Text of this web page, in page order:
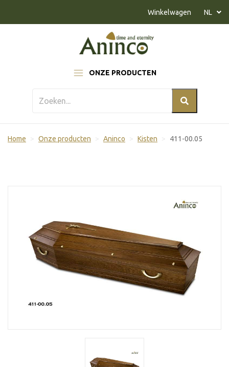
ONZE PRODUCTEN
Winkelwagen NL
Home Onze producten Aninco Kisten 411-00.05